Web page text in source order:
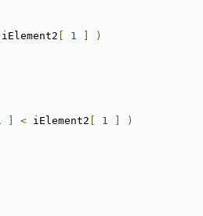
iElement2 [ 1 ] )
] < iElement2 [ 1 ] )